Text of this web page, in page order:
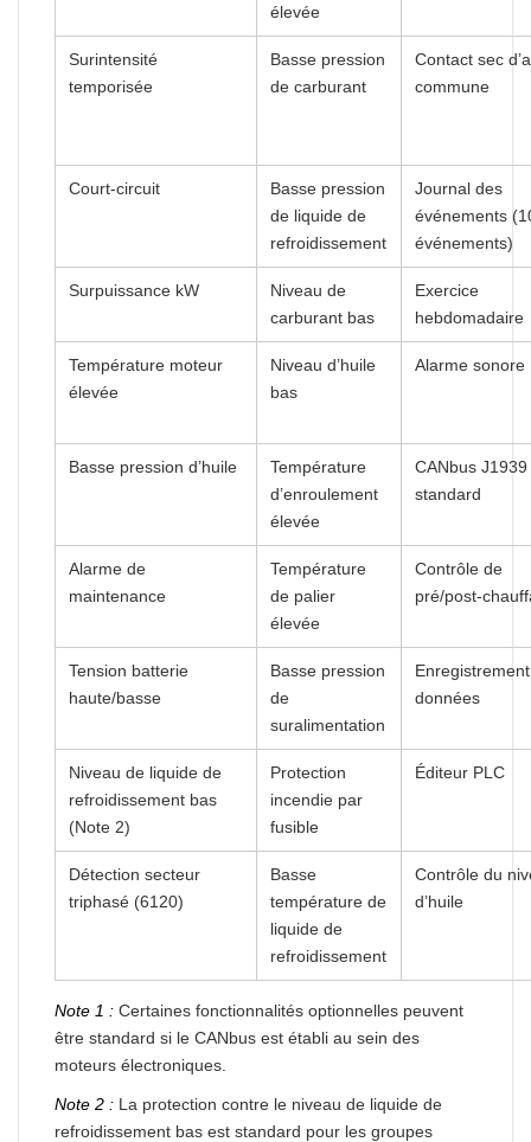
élevée
Surintensité
temporisée
Basse pression
de carburant
Contact sec
commune
Court-circuit
Basse pression
de liquide de
refroidissement
Journal des
événements
événements)
Surpuissance kW
Niveau de
carburant bas
Exercice
hebdomadaire
Température moteur
élevée
Niveau d’huile
bas
Alarme sonore
Basse pression d’huile
Température
d’enroulement
élevée
CANbus J1939
standard
Alarme de
maintenance
Température
de palier
élevée
Contrôle de
pré/post-
Tension batterie
haute/basse
Basse pression
de
suralimentation
données
Niveau de liquide de
refroidissement bas
(Note 2)
Protection
incendie par
fusible
Éditeur PLC
Détection secteur
triphasé (6120)
Basse
température de
liquide de
refroidissement
Contrôle du
d’huile
Note 1 : Certaines fonctionnalités optionnelles peuvent
être standard si le CANbus est établi au sein des
moteurs électroniques.
Note 2 : La protection contre le niveau de liquide de
refroidissement bas est standard pour les groupes